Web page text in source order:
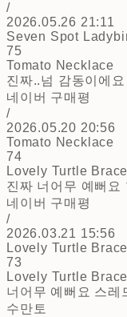
/
2026.05.26 21:11
Seven Spot
75
Tomato Necklace
진짜..넘 감동이에
네이버 구매평
/
2026.05.20 20:56
Tomato Necklace
74
Lovely Turtle
진짜 너어무 예뻐요
네이버 구매평
/
2026.03.21 15:56
Lovely Turtle
73
Lovely Turtle
너어무 예뻐요 스
수만토